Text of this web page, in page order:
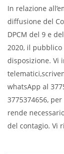
In relazione
diffusione del
DPCM del 9 e
2020, il
disposizione. Vi
whatsApp al
3775374656,
rende
del contagio. Vi